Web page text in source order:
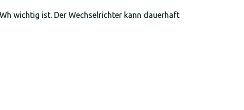
wichtig ist. Der Wechselrichter kann dauerhaft